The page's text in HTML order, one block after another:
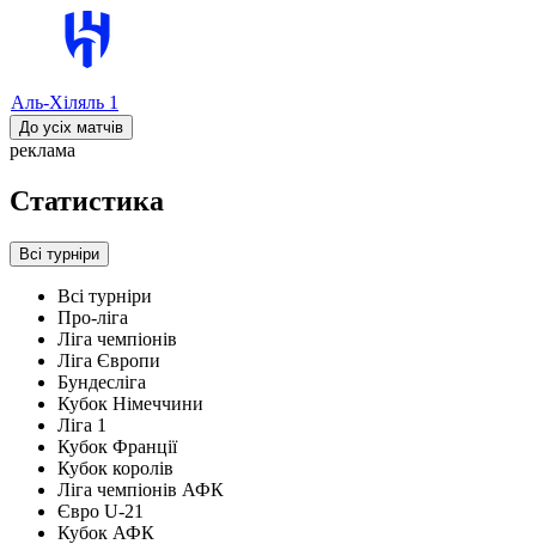
Аль-Хіляль 1
До усіх матчів
реклама
Статистика
Всі турніри
Всі турніри
Про-ліга
Ліга чемпіонів
Ліга Європи
Бундесліга
Кубок Німеччини
Ліга 1
Кубок Франції
Кубок королів
Ліга чемпіонів АФК
Євро U-21
Кубок АФК